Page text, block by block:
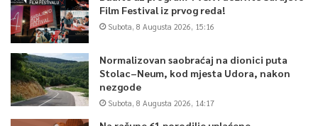
Film Festival iz prvog reda!
Subota, 8 Augusta 2026, 15:16
Normalizovan saobraćaj na dionici puta
Stolac–Neum, kod mjesta Udora, nakon
nezgode
Subota, 8 Augusta 2026, 14:17